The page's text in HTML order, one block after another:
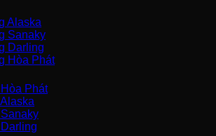
Alaska
Sanaky
Darling
Hòa Phát
Phát